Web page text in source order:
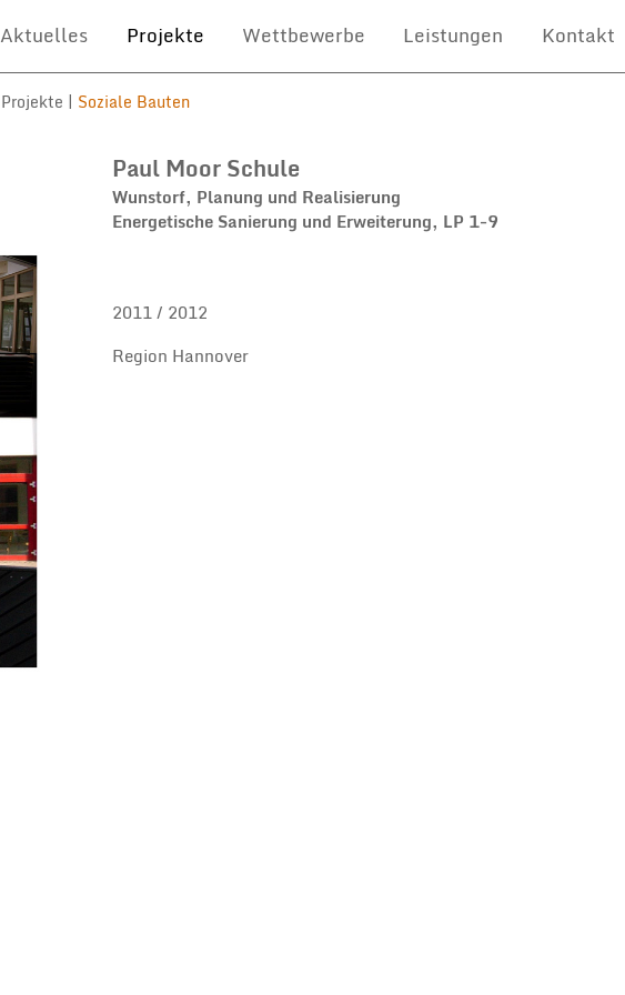
Projekte | Soziale Bauten
Paul Moor Schule
Wunstorf, Planung und Realisierung
Energetische Sanierung und Erweiterung, LP 1-9
2011 / 2012
Region Hannover
Aktuelles Projekte Wettbewerbe Leistungen Kontakt